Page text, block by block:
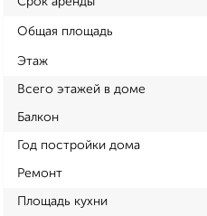
Общая площадь
Этаж
Всего этажей в доме
Балкон
Год постройки дома
Ремонт
Площадь кухни